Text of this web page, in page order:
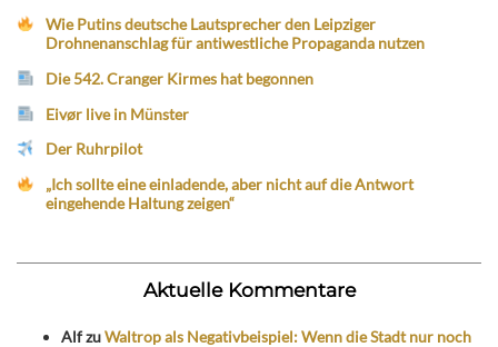
Wie Putins deutsche Lautsprecher den Leipziger
Drohnenanschlag für antiwestliche Propaganda nutzen
Die 542. Cranger Kirmes hat begonnen
Eivør live in Münster
Der Ruhrpilot
„Ich sollte eine einladende, aber nicht auf die Antwort
eingehende Haltung zeigen“
Aktuelle Kommentare
AlfzuWaltrop als Negativbeispiel: Wenn die Stadt nur noch